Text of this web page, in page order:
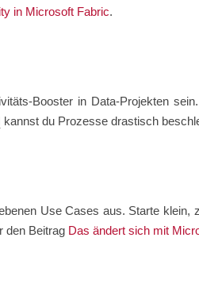
in Microsoft Fabric.
Booster in Data-Projekten
kannst du Prozesse drastisch
Use Cases aus. Starte
den Beitrag Das ändert sich mit